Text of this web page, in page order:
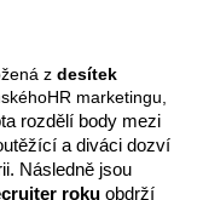
z desítek
HR marketingu,
rozdělí body mezi
Následně jsou
roku obdrží